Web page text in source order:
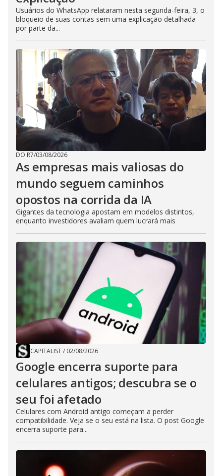
Usuários do WhatsApp relataram nesta segunda-feira, 3, o
bloqueio de suas contas sem uma explicação detalhada
por parte da...
DO R7/03/08/2026
As empresas mais valiosas do
mundo seguem caminhos
opostos na corrida da IA
Gigantes da tecnologia apostam em modelos distintos,
enquanto investidores avaliam quem lucrará mais
CAPITALIST/ 02/08/2026
Google encerra suporte para
celulares antigos; descubra se o
seu foi afetado
Celulares com Android antigo começam a perder
compatibilidade. Veja se o seu está na lista. O post Google
encerra suporte para...